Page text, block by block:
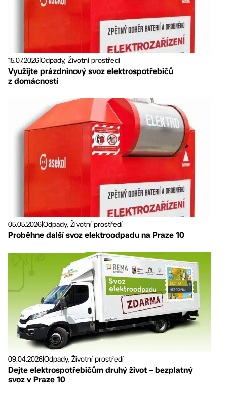
15.07.2026Odpady, Životní prostředí
Využijte prázdninový svoz elektrospotřebičů
z domácností
05.05.2026Odpady, Životní prostředí
Proběhne další svoz elektroodpadu na Praze 10
09.04.2026Odpady, Životní prostředí
Dejte elektrospotřebičům druhý život – bezplatný
svoz v Praze 10